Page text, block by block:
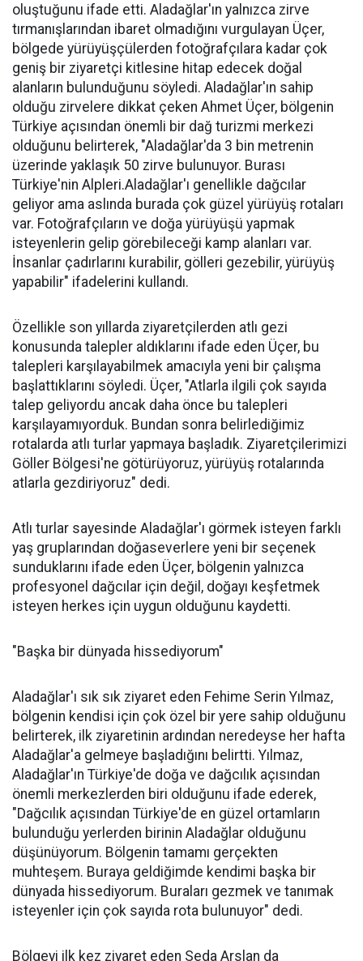
oluştuğunu ifade etti. Aladağlar'ın yalnızca zirve
tırmanışlarından ibaret olmadığını vurgulayan Üçer,
bölgede yürüyüşçülerden fotoğrafçılara kadar çok
geniş bir ziyaretçi kitlesine hitap edecek doğal
alanların bulunduğunu söyledi. Aladağlar'ın sahip
olduğu zirvelere dikkat çeken Ahmet Üçer, bölgenin
Türkiye açısından önemli bir dağ turizmi merkezi
olduğunu belirterek, "Aladağlar'da 3 bin metrenin
üzerinde yaklaşık 50 zirve bulunuyor. Burası
Türkiye'nin Alpleri.Aladağlar'ı genellikle dağcılar
geliyor ama aslında burada çok güzel yürüyüş rotaları
var. Fotoğrafçıların ve doğa yürüyüşü yapmak
isteyenlerin gelip görebileceği kamp alanları var.
İnsanlar çadırlarını kurabilir, gölleri gezebilir, yürüyüş
yapabilir" ifadelerini kullandı.
Özellikle son yıllarda ziyaretçilerden atlı gezi
konusunda talepler aldıklarını ifade eden Üçer, bu
talepleri karşılayabilmek amacıyla yeni bir çalışma
başlattıklarını söyledi. Üçer, "Atlarla ilgili çok sayıda
talep geliyordu ancak daha önce bu talepleri
karşılayamıyorduk. Bundan sonra belirlediğimiz
rotalarda atlı turlar yapmaya başladık. Ziyaretçilerimizi
Göller Bölgesi'ne götürüyoruz, yürüyüş rotalarında
atlarla gezdiriyoruz" dedi.
Atlı turlar sayesinde Aladağlar'ı görmek isteyen farklı
yaş gruplarından doğaseverlere yeni bir seçenek
sunduklarını ifade eden Üçer, bölgenin yalnızca
profesyonel dağcılar için değil, doğayı keşfetmek
isteyen herkes için uygun olduğunu kaydetti.
"Başka bir dünyada hissediyorum"
Aladağlar'ı sık sık ziyaret eden Fehime Serin Yılmaz,
bölgenin kendisi için çok özel bir yere sahip olduğunu
belirterek, ilk ziyaretinin ardından neredeyse her hafta
Aladağlar'a gelmeye başladığını belirtti. Yılmaz,
Aladağlar'ın Türkiye'de doğa ve dağcılık açısından
önemli merkezlerden biri olduğunu ifade ederek,
"Dağcılık açısından Türkiye'de en güzel ortamların
bulunduğu yerlerden birinin Aladağlar olduğunu
düşünüyorum. Bölgenin tamamı gerçekten
muhteşem. Buraya geldiğimde kendimi başka bir
dünyada hissediyorum. Buraları gezmek ve tanımak
isteyenler için çok sayıda rota bulunuyor" dedi.
Bölgeyi ilk kez ziyaret eden Seda Arslan da